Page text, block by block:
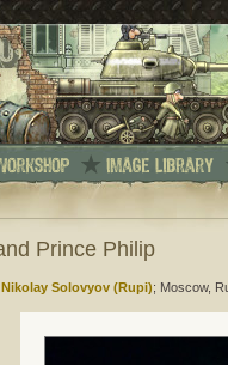
Prince Philip
Nikolay Solovyov (Rupi); Moscow,